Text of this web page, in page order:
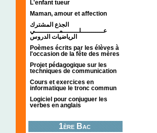
L'enfant tueur
Maman, amour et affection
الجذع المشترك
عـــــــــــلــــــــمــــــــــــي
الرياضيات الدروس
Poèmes écrits par les élèves à
l'occasion de la fête des mères
Projet pédagogique sur les
techniques de communication
Cours et exercices en
informatique le tronc commun
Logiciel pour conjuguer les
verbes en anglais
1ère Bac